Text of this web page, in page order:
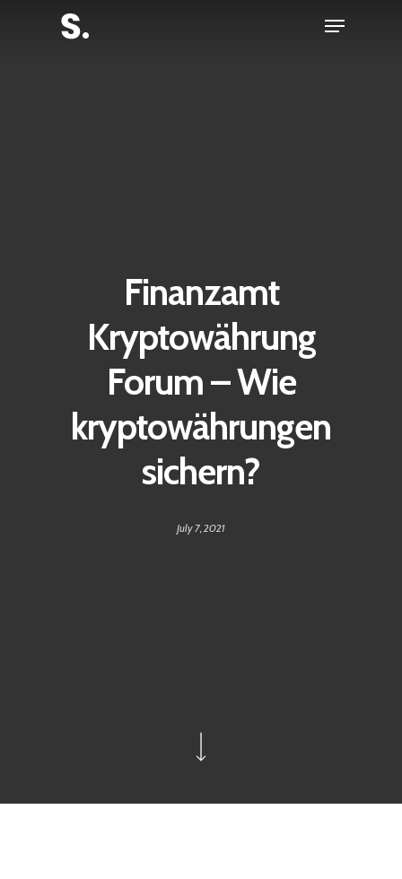
Menu
Finanzamt
Kryptowährung
Forum – Wie
kryptowährungen
sichern?
July 7, 2021